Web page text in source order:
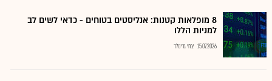
8 מופלאות קטנות: אנליסטים בטוחים - כדאי לשים לב
למניות הללו
15.07.2026 צחי גרינולד